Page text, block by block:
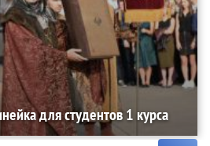
для студентов 1 курса